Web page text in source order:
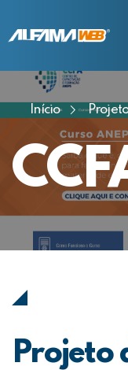
Início
Projeto